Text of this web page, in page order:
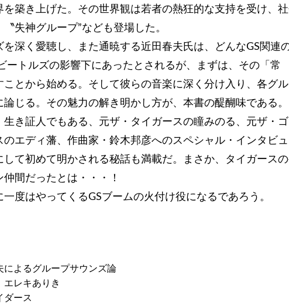
を築き上げた。その世界観は若者の熱狂的な支持を受け、
失神グループ”なども登場した。
を深く愛聴し、また通暁する近田春夫氏は、どんなGS関連
ートルズの影響下にあったとされるが、まずは、その「常
ことから始める。そして彼らの音楽に深く分け入り、各グ
じる。その魅力の解き明かし方が、本書の醍醐味である。
生き証人でもある、元ザ・タイガースの瞳みのる、元ザ・
のエディ藩、作曲家・鈴木邦彦へのスペシャル・インタビ
して初めて明かされる秘話も満載だ。まさか、タイガース
間だったとは・・・！
度はやってくるGSブームの火付け役になるであろう。
によるグループサウンズ論
エレキありき
ダース